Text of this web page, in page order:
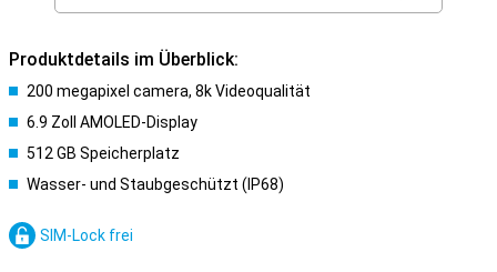
Produktdetails im Überblick:
200 megapixel camera, 8k Videoqualität
6.9 Zoll AMOLED-Display
512 GB Speicherplatz
Wasser- und Staubgeschützt (IP68)
SIM-Lock frei